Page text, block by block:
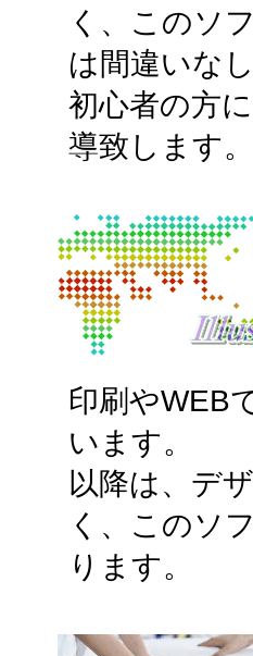
く、このソ
は間違いな
初心者の方
導致します。
印刷やWEB
います。
以降は、デ
く、このソ
ります。